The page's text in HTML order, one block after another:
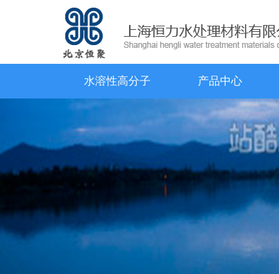
水溶性高分子 产品中心